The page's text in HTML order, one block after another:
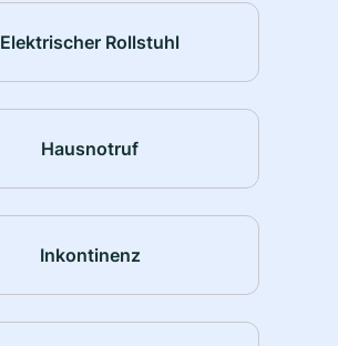
Elektrischer Rollstuhl
Hausnotruf
Inkontinenz